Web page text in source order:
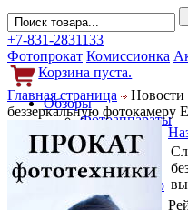
+7-831-2831133
Фотопрокат Комиссионка
Корзина пуста.
Обзоры
Фотоаппараты
Объективы
Фильтры
Новости
Фото и видео
Гаджеты
Главная страница Новости
беззеркальную фотокамеру